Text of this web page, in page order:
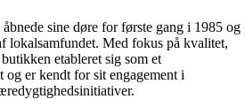
åbnede sine døre for første gang i 1985 og
lokalsamfundet. Med fokus på kvalitet,
etableret sig som et
er kendt for sit engagement i